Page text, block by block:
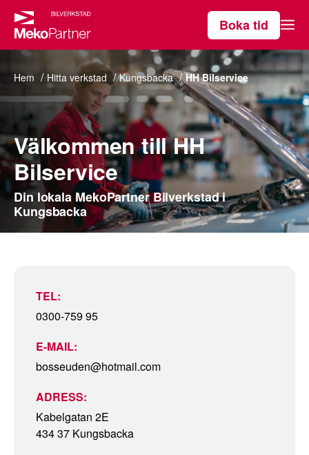
Våra tjänster
Hitta verkstad
Om MekoPartner
Boka tid
Hem Hitta verkstad Kungsbacka HH Bilservice
Välkommen till HH
Bilservice
Din lokala MekoPartner Bilverkstad i
Kungsbacka
TEL:
0300-759 95
E-MAIL:
bosseuden@hotmail.com
ADRESS:
Kabelgatan 2E
434 37 Kungsbacka